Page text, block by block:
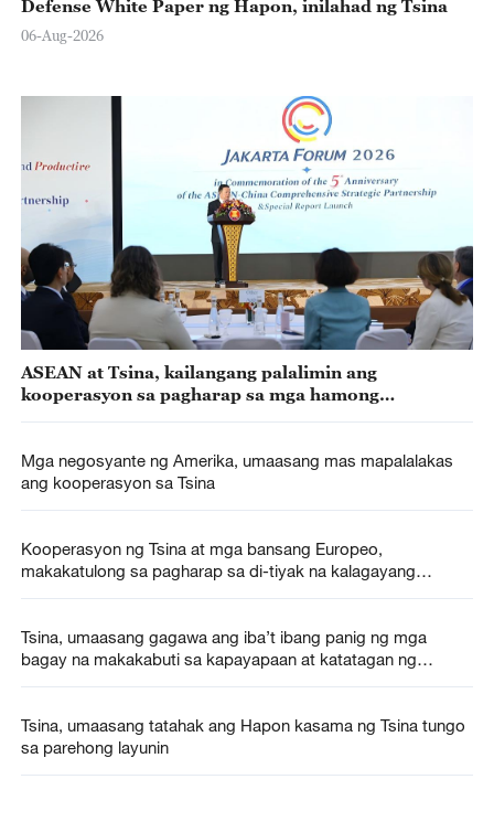
Defense White Paper ng Hapon, inilahad ng Tsina
06-Aug-2026
ASEAN at Tsina, kailangang palalimin ang
kooperasyon sa pagharap sa mga hamong
Mga negosyante ng Amerika, umaasang mas mapalalakas
ang kooperasyon sa Tsina
Kooperasyon ng Tsina at mga bansang Europeo,
makakatulong sa pagharap sa di-tiyak na kalagayang
Tsina, umaasang gagawa ang iba’t ibang panig ng mga
bagay na makakabuti sa kapayapaan at katatagan ng
Tsina, umaasang tatahak ang Hapon kasama ng Tsina tungo
sa parehong layunin